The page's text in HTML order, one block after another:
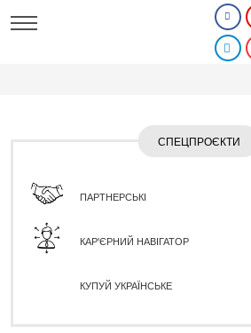
СПЕЦПРОЄКТИ
ПАРТНЕРСЬКІ
КАР'ЄРНИЙ НАВІГАТОР
КУПУЙ УКРАЇНСЬКЕ